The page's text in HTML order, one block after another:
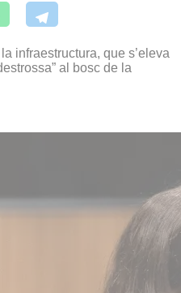
infraestructura, que s’eleva
al bosc de la